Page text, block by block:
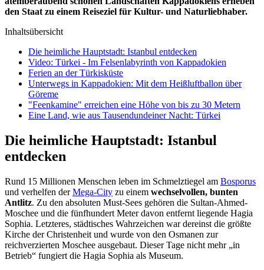
den Staat zu einem Reiseziel für Kultur- und Naturliebhaber.
Inhaltsübersicht
Die heimliche Hauptstadt: Istanbul entdecken
Video: Türkei - Im Felsenlabyrinth von Kappadokien
Ferien an der Türkisküste
Unterwegs in Kappadokien: Mit dem Heißluftballon über
Göreme
"Feenkamine" erreichen eine Höhe von bis zu 30 Metern
Eine Land, wie aus Tausendundeiner Nacht: Türkei
Die heimliche Hauptstadt: Istanbul
entdecken
Rund 15 Millionen Menschen leben im Schmelztiegel am Bosporus
und verhelfen derMega-City zu einem wechselvollen, bunten
Antlitz. Zu den absoluten Must-Sees gehören die Sultan-Ahmed-
Moschee und die fünfhundert Meter davon entfernt liegende Hagia
Sophia. Letzteres, städtisches Wahrzeichen war dereinst die größte
Kirche der Christenheit und wurde von den Osmanen zur
reichverzierten Moschee ausgebaut. Dieser Tage nicht mehr „in
Betrieb“ fungiert die Hagia Sophia als Museum.